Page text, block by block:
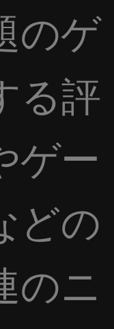
のゲ
る評
ゲー
どの
のニ